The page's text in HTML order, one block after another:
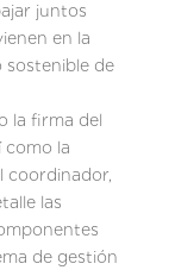
juntos
en la
sostenible de
la firma del
como la
coordinador,
las
de gestión